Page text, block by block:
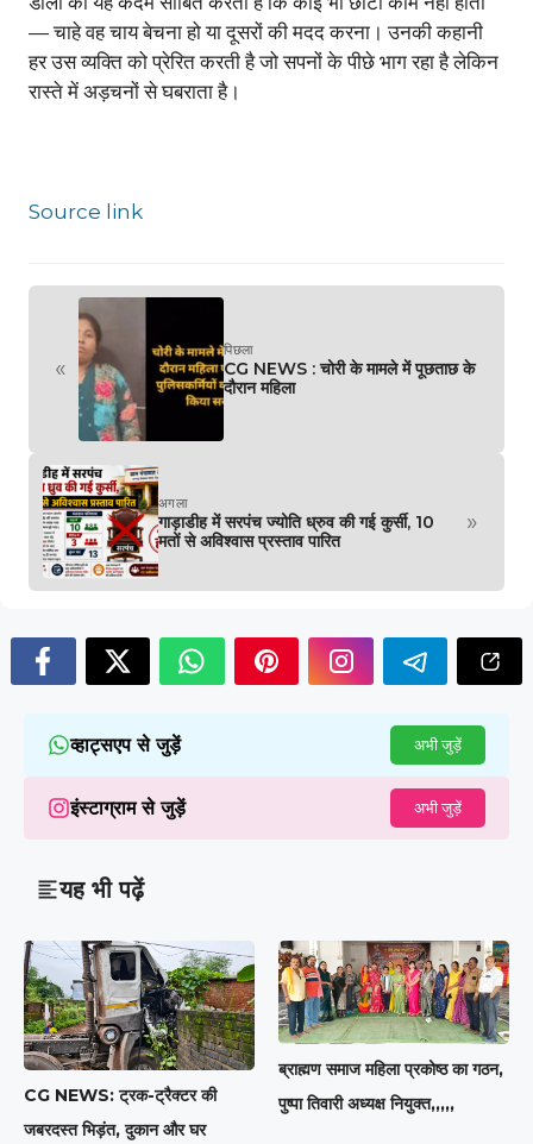
— चाहे वह चाय बेचना हो या दूसरों की मदद करना। उनकी कहानी
हर उस व्यक्ति को प्रेरित करती है जो सपनों के पीछे भाग रहा है लेकिन
रास्ते में अड़चनों से घबराता है।
Source link
«
पिछला
CG NEWS : चोरी के मामले में पूछताछ के
दौरान महिला
अगला
गाड़ाडीह में सरपंच ज्योति ध्रुव की गई कुर्सी, 10
मतों से अविश्वास प्रस्ताव पारित
»
व्हाट्सएप से जुड़ें अभी जुड़ें
इंस्टाग्राम से जुड़ें अभी जुड़ें
यह भी पढ़ें
CG NEWS: ट्रक-ट्रैक्टर की
जबरदस्त भिड़ंत, दुकान और घर
ब्राह्मण समाज महिला प्रकोष्ठ का गठन,
पुष्पा तिवारी अध्यक्ष नियुक्त,,,,,